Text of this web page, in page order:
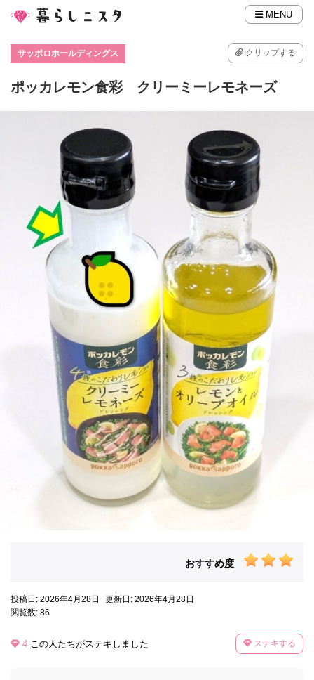
MENU
サッポロホールディングス クリップする
ポッカレモン食彩 クリーミーレモネーズ
おすすめ度
投稿日: 2026年4月28日
更新日: 2026年4月28日
閲覧数: 86
4 この人たちがステキしました ステキする